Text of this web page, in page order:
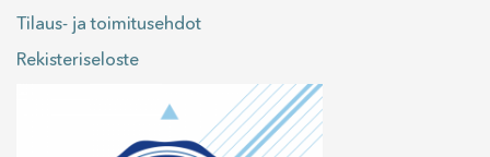
Tilaus- ja toimitusehdot
Rekisteriseloste